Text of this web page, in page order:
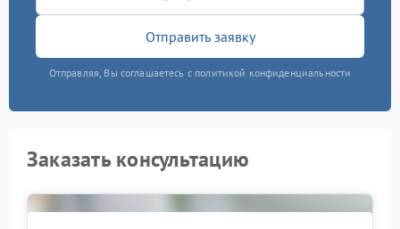
Отправить заявку
Отправляя, Вы соглашаетесь с политикой конфиденциальности
Заказать консультацию